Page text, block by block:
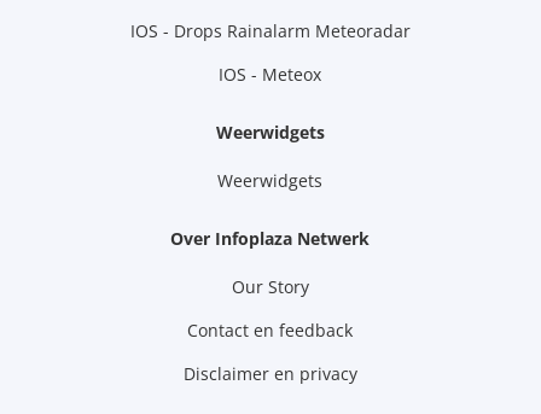
IOS - Drops Rainalarm Meteoradar
IOS - Meteox
Weerwidgets
Weerwidgets
Over Infoplaza Netwerk
Our Story
Contact en feedback
Disclaimer en privacy